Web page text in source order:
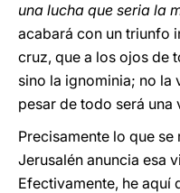
una lucha que seria la
acabará con un triunfo
cruz, que a los ojos de
sino la ignominia; no la
pesar de todo será una
Precisamente lo que
Jerusalén anuncia esa
Efectivamente, he aquí